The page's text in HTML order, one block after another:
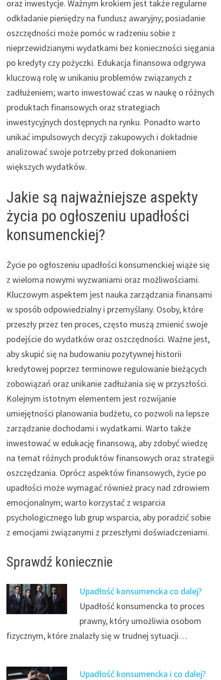
oraz inwestycje. Ważnym krokiem jest także regularne
odkładanie pieniędzy na fundusz awaryjny; posiadanie
oszczędności może pomóc w radzeniu sobie z
nieprzewidzianymi wydatkami bez konieczności sięgania
po kredyty czy pożyczki. Edukacja finansowa odgrywa
kluczową rolę w unikaniu problemów związanych z
zadłużeniem; warto inwestować czas w naukę o różnych
produktach finansowych oraz strategiach
inwestycyjnych dostępnych na rynku. Ponadto warto
unikać impulsowych decyzji zakupowych i dokładnie
analizować swoje potrzeby przed dokonaniem
większych wydatków.
Jakie są najważniejsze aspekty
życia po ogłoszeniu upadłości
konsumenckiej?
Życie po ogłoszeniu upadłości konsumenckiej wiąże się
z wieloma nowymi wyzwaniami oraz możliwościami.
Kluczowym aspektem jest nauka zarządzania finansami
w sposób odpowiedzialny i przemyślany. Osoby, które
przeszły przez ten proces, często muszą zmienić swoje
podejście do wydatków oraz oszczędności. Ważne jest,
aby skupić się na budowaniu pozytywnej historii
kredytowej poprzez terminowe regulowanie bieżących
zobowiązań oraz unikanie zadłużania się w przyszłości.
Kolejnym istotnym elementem jest rozwijanie
umiejętności planowania budżetu, co pozwoli na lepsze
zarządzanie dochodami i wydatkami. Warto także
inwestować w edukację finansową, aby zdobyć wiedzę
na temat różnych produktów finansowych oraz strategii
oszczędzania. Oprócz aspektów finansowych, życie po
upadłości może wymagać również pracy nad zdrowiem
emocjonalnym; warto korzystać z wsparcia
psychologicznego lub grup wsparcia, aby poradzić sobie
z emocjami związanymi z przeszłymi doświadczeniami.
Sprawdź koniecznie
Upadłość konsumencka co dalej?
Upadłość konsumencka to proces
prawny, który umożliwia osobom
fizycznym, które znalazły się w trudnej sytuacji…
Upadłość konsumencka i co dalej?